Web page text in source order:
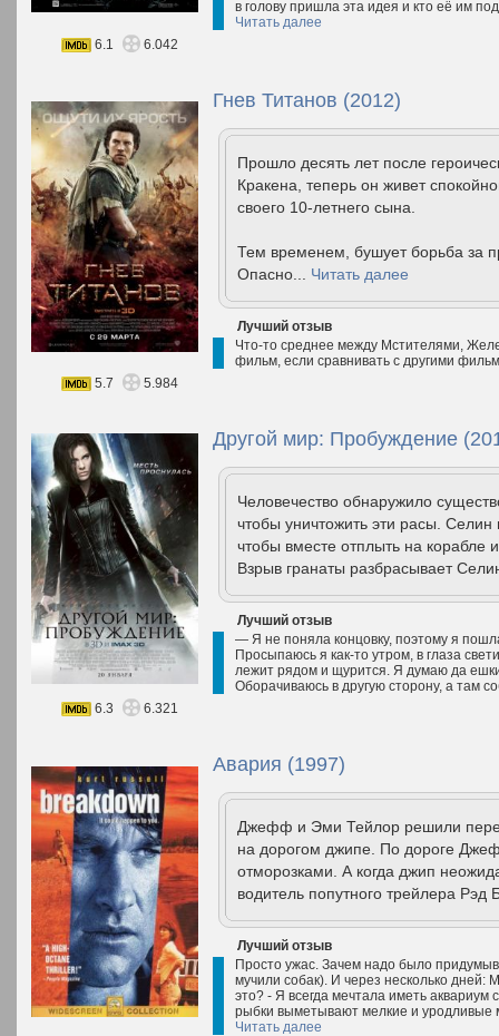
в голову пришла эта идея и кто её им
Читать далее
6.1
6.042
Гнев Титанов (2012)
Прошло десять лет после
Кракена, теперь он живет
своего 10-летнего сына.
Тем временем, бушует борьба за
Опасно... Читать далее
Лучший отзыв
Что-то среднее между Мстителями,
фильм, если сравнивать с другими
5.7
5.984
Другой мир: Пробуждение
Человечество обнаружило
чтобы уничтожить эти расы. Селин
чтобы вместе отплыть на корабле
Взрыв гранаты разбрасывает
Лучший отзыв
— Я не поняла концовку, поэтому я
Просыпаюсь я как-то утром, в глаза
лежит рядом и щурится. Я думаю да
Оборачиваюсь в другую сторону, а там
6.3
6.321
Авария (1997)
Джефф и Эми Тейлор решили
на дорогом джипе. По дороге
отморозками. А когда джип
водитель попутного трейлера Рэд
Лучший отзыв
Просто ужас. Зачем надо было
мучили собак). И через несколько дней:
это? - Я всегда мечтала иметь
рыбки выметывают мелкие и уродливые
Читать далее